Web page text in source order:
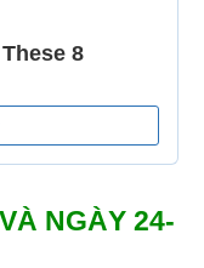
NGÀY 24-